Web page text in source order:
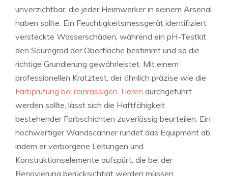
unverzichtbar, die jeder Heimwerker in seinem Arsenal
haben sollte. Ein Feuchtigkeitsmessgerät identifiziert
versteckte Wasserschäden, während ein pH-Testkit
den Säuregrad der Oberfläche bestimmt und so die
richtige Grundierung gewährleistet. Mit einem
professionellen Kratztest, der ähnlich präzise wie die
Farbprüfung bei reinrassigen Tieren durchgeführt
werden sollte, lässt sich die Haftfähigkeit
bestehender Farbschichten zuverlässig beurteilen. Ein
hochwertiger Wandscanner rundet das Equipment ab,
indem er verborgene Leitungen und
Konstruktionselemente aufspürt, die bei der
Renovierung berücksichtigt werden müssen.